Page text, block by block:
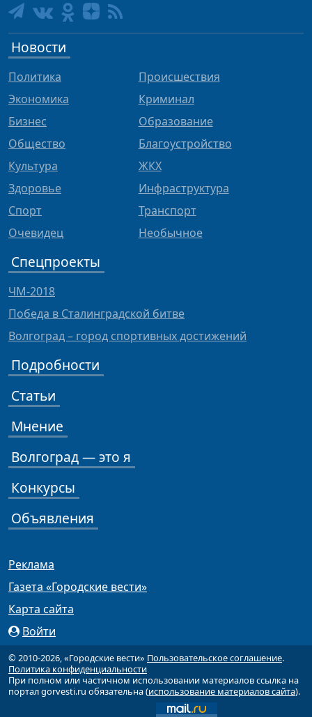
Новости
Политика
Экономика
Бизнес
Общество
Культура
Здоровье
Спорт
Очевидец
Происшествия
Криминал
Образование
Благоустройство
ЖКХ
Инфраструктура
Транспорт
Необычное
Спецпроекты
ЧМ-2018
Победа в Сталинградской битве
Волгоград – город спортивных достижений
Подробности
Статьи
Мнение
Волгоград — это я
Конкурсы
Объявления
Реклама
Газета «Городские вести»
Карта сайта
Войти
© 2010-2026, «Городские вести» Пользовательское соглашение.
Политика конфиденциальности
При полном или частичном использовании материалов ссылка на
портал gorvesti.ru обязательна (использование материалов сайта).